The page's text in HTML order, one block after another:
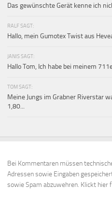
Das gewünschte Gerät kenne ich
RALF SAGT:
Hallo, mein Gumotex Twist aus
JANIS SAGT:
Hallo Tom, Ich habe bei meinem
TOM SAGT:
Meine Jungs im Grabner Riverstar
1,80...
Bei Kommentaren müssen
Adressen sowie Eingaben
sowie Spam abzuwehren. Klickt hier